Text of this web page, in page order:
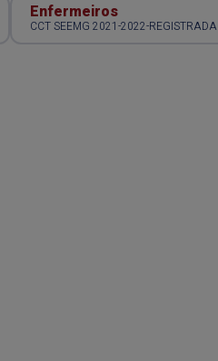
Enfermeiros
CCT SEEMG 2021-2022-